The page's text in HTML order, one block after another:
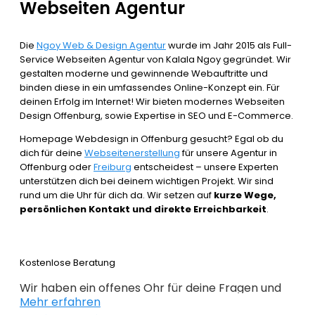
Webseiten Agentur
Die Ngoy Web & Design Agenturwurde im Jahr 2015 als Full-
Service Webseiten Agentur von Kalala Ngoy gegründet. Wir
gestalten moderne und gewinnende Webauftritte und
binden diese in ein umfassendes Online-Konzept ein. Für
deinen Erfolg im Internet! Wir bieten modernes Webseiten
Design Offenburg, sowie Expertise in SEO und E-Commerce.
Homepage Webdesign in Offenburg gesucht? Egal ob du
dich für deine Webseitenerstellungfür unsere Agentur in
Offenburg oderFreiburg entscheidest – unsere Experten
unterstützen dich bei deinem wichtigen Projekt. Wir sind
rund um die Uhr für dich da. Wir setzen auf kurze Wege,
persönlichen Kontakt und direkte Erreichbarkeit.
Kostenlose Beratung
Wir haben ein offenes Ohr für deine Fragen und
Wünsche. Wir beraten dich kostenlos und
Mehr erfahren